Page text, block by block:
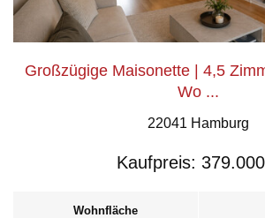
Großzügige Maisonette | 4,5
Wo ...
22041 Hamburg
Kaufpreis:
Wohnfläche